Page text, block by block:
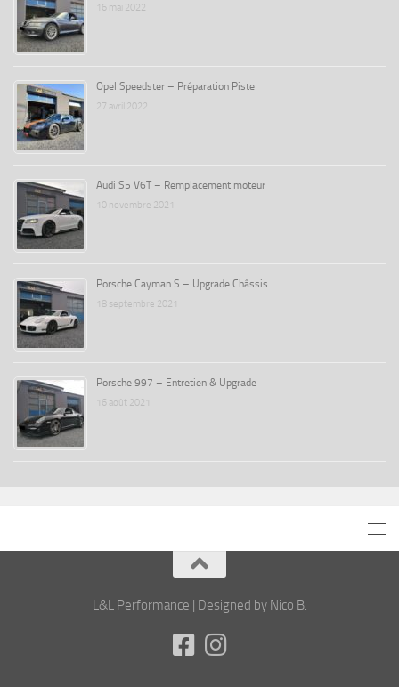
16 mai 2022
Opel Speedster – Préparation Piste
27 avril 2022
Audi S5 V6T – Remplacement moteur
10 novembre 2021
Porsche Cayman S – Upgrade Châssis
18 septembre 2021
Porsche 997 – Entretien & Upgrade
16 août 2021
L&L Performance | Designed by Nico B.